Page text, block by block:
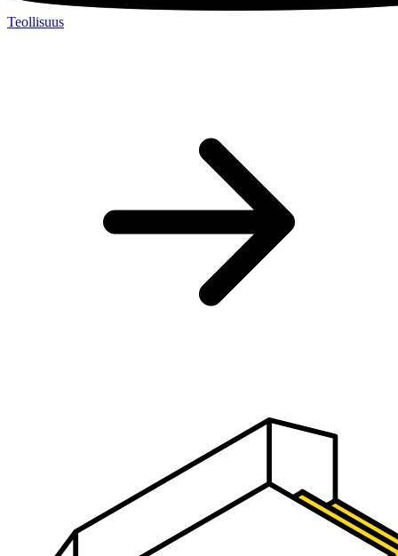
Teollisuus